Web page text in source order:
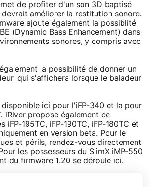
de profiter d'un son 3D baptisé
devrait améliorer la restitution sonore.
ajoute également la possiblité
(Dynamic Bass Enhancement) dans
sonores, y compris avec
la possibilité de donner un
qui s'affichera lorsque le baladeur
disponible ici pour l'iFP-340 et la pour
iRiver propose également ce
iFP-195TC, iFP-190TC, iFP-180TC et
en version beta. Pour le
et périls, rendez-vous directement
les possesseurs du SlimX iMP-550
du firmware 1.20 se déroule ici.